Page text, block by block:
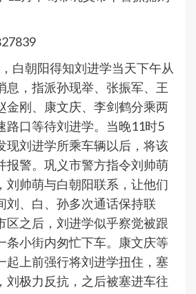
白朝阳得知刘进学当天下午从
息，指派孙现举、张振军、王
金刚、康文庆、李剑鹤分乘两
路口等待刘进学。当晚11时5
现刘进学所乘车辆以后，将该
报警。巩义市警方指令刘帅萌
刘帅萌与白朝阳联系，让他们
刘、白、孙多次通话保持联
区之后，刘进学似乎察觉被跟
条小街内匆忙下车。康文庆等
起上前强行将刘进学扭住，塞
刘极力反抗，之后被塞进车往